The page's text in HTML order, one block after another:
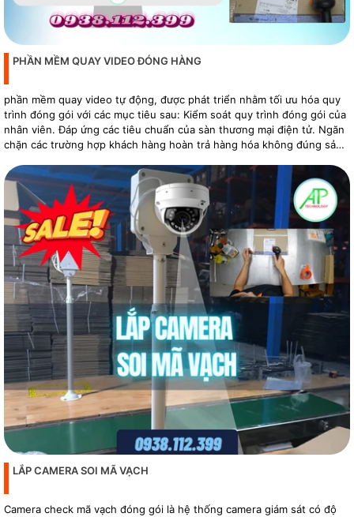
PHẦN MỀM QUAY VIDEO ĐÓNG HÀNG
phần mềm quay video tự động, được phát triển nhằm tối ưu hóa quy
trình đóng gói với các mục tiêu sau: Kiểm soát quy trình đóng gói của
nhân viên. Đáp ứng các tiêu chuẩn của sàn thương mại điện tử. Ngăn
chặn các trường hợp khách hàng hoàn trả hàng hóa không đúng sản
LẮP CAMERA SOI MÃ VẠCH
Camera check mã vạch đóng gói là hệ thống camera giám sát có độ